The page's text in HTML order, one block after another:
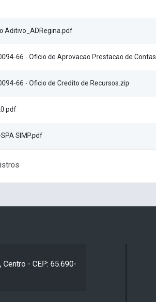
Aditivo_ADRegina.pdf
66 - Oficio de Aprovacao Prestacao de
66 - Oficio de Credito de Recursos.zip
SIMP.pdf
Centro - CEP: 65.690-